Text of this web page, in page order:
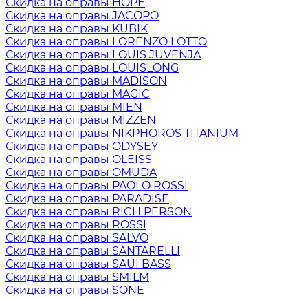
Скидка на оправы JACOPO
Скидка на оправы KUBIK
Скидка на оправы LORENZO LOTTO
Скидка на оправы LOUIS JUVENJA
Скидка на оправы LOUISLONG
Скидка на оправы MADISON
Скидка на оправы MAGIC
Скидка на оправы MIEN
Скидка на оправы MIZZEN
Скидка на оправы NIKPHOROS TITANIUM
Скидка на оправы ODYSEY
Скидка на оправы OLEISS
Скидка на оправы OMUDA
Скидка на оправы PAOLO ROSSI
Скидка на оправы PARADISE
Скидка на оправы RICH PERSON
Скидка на оправы ROSSI
Скидка на оправы SALVO
Скидка на оправы SANTARELLI
Скидка на оправы SAUI BASS
Скидка на оправы SMILM
Скидка на оправы SONE